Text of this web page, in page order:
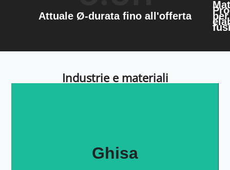
Attuale Ø-durata fino all'offerta
Industrie e materiali
Ghisa